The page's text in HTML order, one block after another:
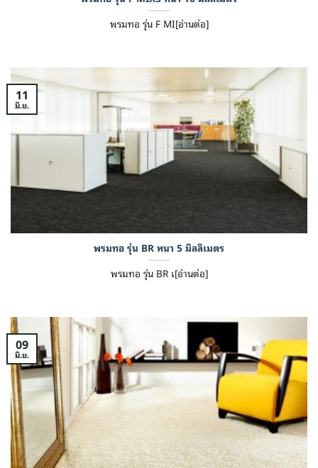
พรมทอ รุ่น F MI[อ่านต่อ]
พรมทอ รุ่น BR หนา 5 มิลลิเมตร
พรมทอ รุ่น BR เ[อ่านต่อ]
11
มิ.ย.
09
มิ.ย.